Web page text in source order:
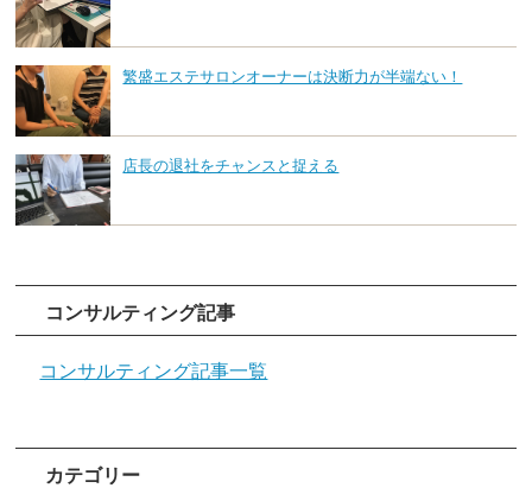
繁盛エステサロンオーナーは決断力が半端ない！
店長の退社をチャンスと捉える
コンサルティング記事
コンサルティング記事一覧
カテゴリー